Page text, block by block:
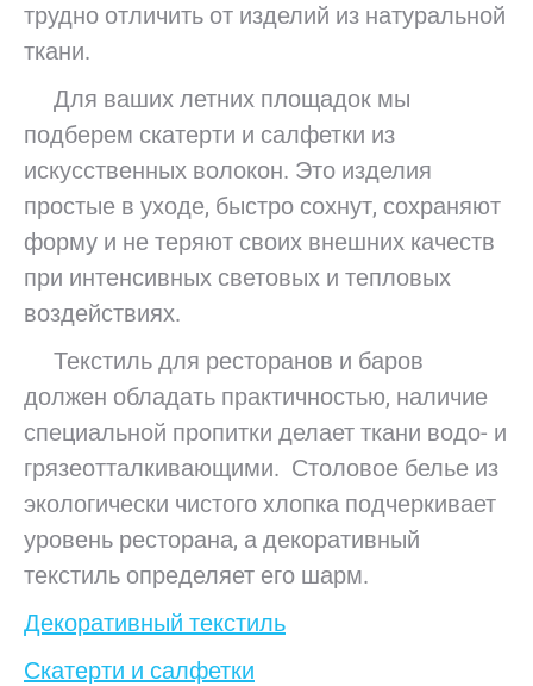
трудно отличить от изделий из натуральной
ткани.
Для ваших летних площадок мы
подберем скатерти и салфетки из
искусственных волокон. Это изделия
простые в уходе, быстро сохнут, сохраняют
форму и не теряют своих внешних качеств
при интенсивных световых и тепловых
воздействиях.
Текстиль для ресторанов и баров
должен обладать практичностью, наличие
специальной пропитки делает ткани водо- и
грязеотталкивающими. Столовое белье из
экологически чистого хлопка подчеркивает
уровень ресторана, а декоративный
текстиль определяет его шарм.
Декоративный текстиль
Скатерти и салфетки